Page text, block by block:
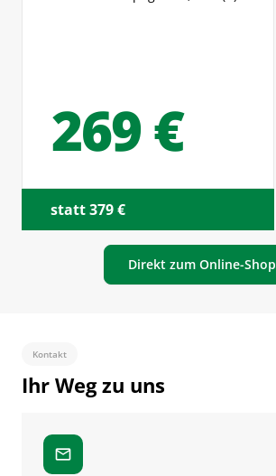
269 €
statt 379 €
Direkt zum Online-Shop
Kontakt
Ihr Weg zu uns
mail